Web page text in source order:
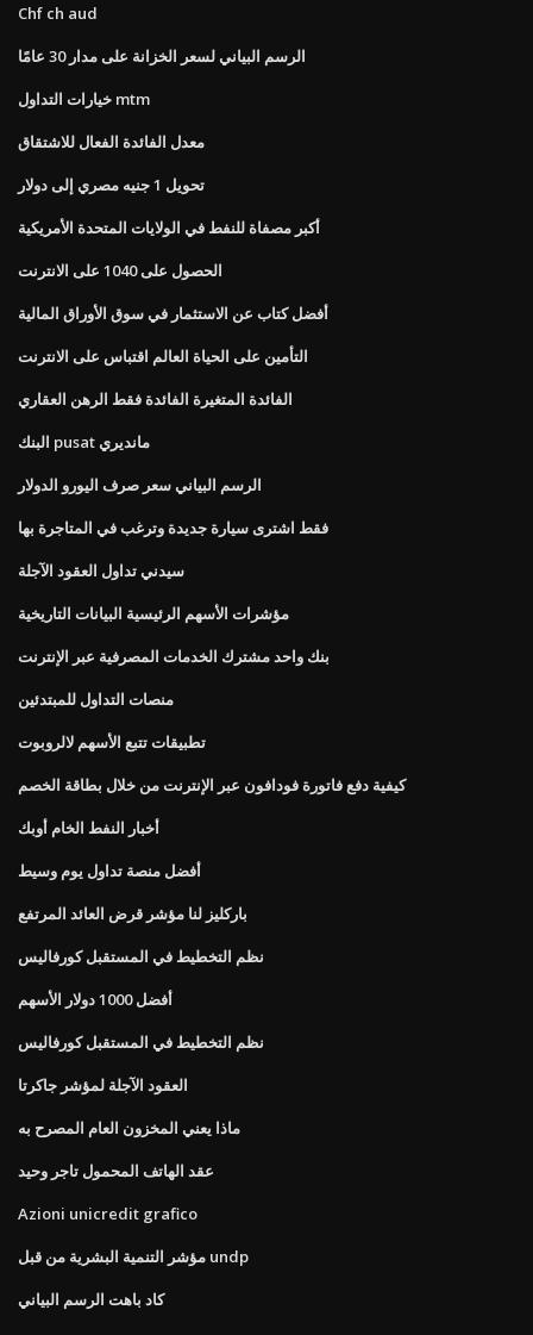
Chf ch aud
الرسم البياني لسعر الخزانة على مدار 30 عامًا
خيارات التداول mtm
معدل الفائدة الفعال للاشتقاق
تحويل 1 جنيه مصري إلى دولار
أكبر مصفاة للنفط في الولايات المتحدة الأمريكية
الحصول على 1040 على الانترنت
أفضل كتاب عن الاستثمار في سوق الأوراق المالية
التأمين على الحياة العالم اقتباس على الانترنت
الفائدة المتغيرة الفائدة فقط الرهن العقاري
البنك pusat مانديري
الرسم البياني سعر صرف اليورو الدولار
فقط اشترى سيارة جديدة وترغب في المتاجرة بها
سيدني تداول العقود الآجلة
مؤشرات الأسهم الرئيسية البيانات التاريخية
بنك واحد مشترك الخدمات المصرفية عبر الإنترنت
منصات التداول للمبتدئين
تطبيقات تتبع الأسهم لالروبوت
كيفية دفع فاتورة فودافون عبر الإنترنت من خلال بطاقة الخصم
أخبار النفط الخام أوبك
أفضل منصة تداول يوم وسيط
باركليز لنا مؤشر قرض العائد المرتفع
نظم التخطيط في المستقبل كورفاليس
أفضل 1000 دولار الأسهم
نظم التخطيط في المستقبل كورفاليس
العقود الآجلة لمؤشر جاكرتا
ماذا يعني المخزون العام المصرح به
عقد الهاتف المحمول تاجر وحيد
Azioni unicredit grafico
مؤشر التنمية البشرية من قبل undp
كاد باهت الرسم البياني